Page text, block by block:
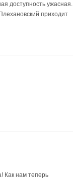
доступность ужасная.
приходит
Как нам теперь